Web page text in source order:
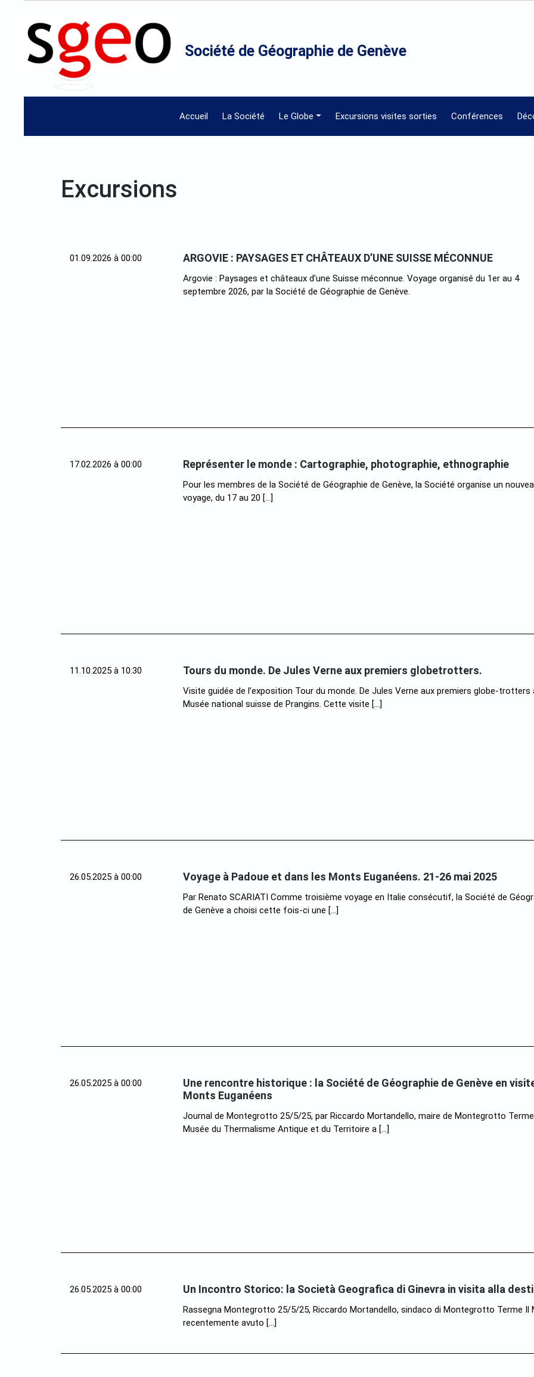
Société de Géographie de Genève
Accueil La Société Le Globe Excursions visites sorties Conférences
Excursions
01.09.2026 à 00:00 ARGOVIE : PAYSAGES ET CHÂTEAUX D’UNE SUISSE MÉCONNUE
Argovie : Paysages et châteaux d’une Suisse méconnue. Voyage organisé du 1er au 4
septembre 2026, par la Société de Géographie de Genève.
17.02.2026 à 00:00 Représenter le monde : Cartographie, photographie, ethnographie
Pour les membres de la Société de Géographie de Genève, la Société organise un
voyage, du 17 au 20 […]
11.10.2025 à 10:30 Tours du monde. De Jules Verne aux premiers globetrotters.
Visite guidée de l’exposition Tour du monde. De Jules Verne aux premiers globe-trotters
Musée national suisse de Prangins. Cette visite […]
26.05.2025 à 00:00 Voyage à Padoue et dans les Monts Euganéens. 21-26 mai 2025
Par Renato SCARIATI Comme troisième voyage en Italie consécutif, la Société de
de Genève a choisi cette fois-ci une […]
26.05.2025 à 00:00
Une rencontre historique : la Société de Géographie de Genève en
Monts Euganéens
Journal de Montegrotto 25/5/25, par Riccardo Mortandello, maire de Montegrotto
Musée du Thermalisme Antique et du Territoire a […]
26.05.2025 à 00:00 Un Incontro Storico: la Società Geografica di Ginevra in visita alla
Rassegna Montegrotto 25/5/25, Riccardo Mortandello, sindaco di Montegrotto Terme
recentemente avuto […]